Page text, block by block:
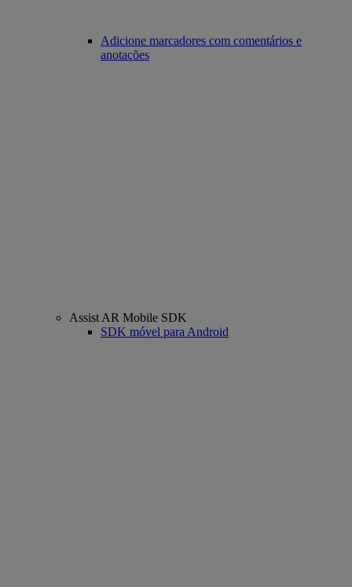
Adicione marcadores com comentários e
anotações
Assist AR Mobile SDK
SDK móvel para Android